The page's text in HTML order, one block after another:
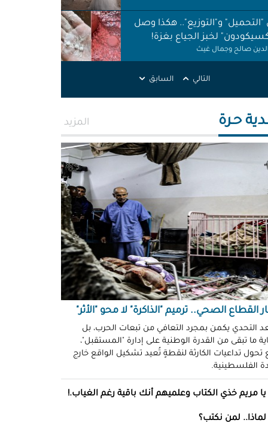
"التحميل" و"التوزيع".. هكذا وصل
لخبز الجياع بغزة!
الدين صالح وجمال غيث
نظافة في الظل.. لا حقوق ولا
غزة قنابل موقوتة.. خَرابٌ نَخَر
والتربة!
الله التركماني ورشا فرحات
وضحكوا".. انتهاكات جنسية
في سجون "إسرائيل"!
طولكرم بين وعود الإغاثة وواقع
سلامة
الشُّهود.. نهجٌ "إسرائيلي"
من العقاب!
توفيق
"الشبح" بغزة.. هويّات تُكشف
مرة!
قاتلة.. مضادات حيوية في قِطع
كريم"!
التالي السابق
حـرة المزيد
القطاع الصحي.. ترميم "الذاكرة" لا محو "الأثر"
التحدي يكمن بمجرد التعافي من تبعات الحرب، بل
ما تبقى من القدرة الوطنية على إدارة "المستقبل"،
تحول تداعيات الكارثة لنقطةٍ تُعيد تشكيل الواقع خارج
الفلسطينية.
يا مريم خذي الكتاب وعلميهم أنك باقية رغم الغياب.!
لماذا.. لمن نكتب؟